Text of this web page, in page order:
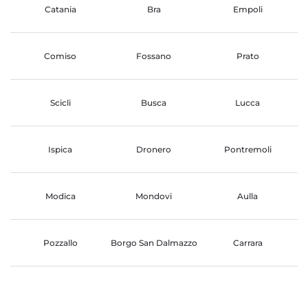
Catania Bra Empoli
Comiso Fossano Prato
Scicli Busca Lucca
Ispica Dronero Pontremoli
Modica Mondovi Aulla
Pozzallo Borgo San Dalmazzo Carrara